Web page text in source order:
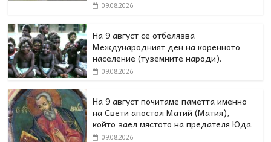
09.08.2026
На 9 август се отбелязва
Международният ден на коренното
население (туземните народи).
09.08.2026
На 9 август почитаме паметта именно
на Свети апостол Матий (Матия),
който заел мястото на предателя Юда.
09.08.2026